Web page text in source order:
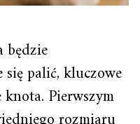
będzie
palić, kluczowe
Pierwszym